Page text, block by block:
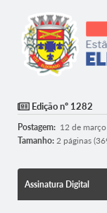
Edição nº 1282
Postagem: 12 de
Tamanho: 2 páginas
Assinatura Digital